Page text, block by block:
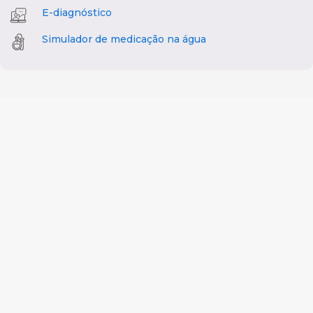
E-diagnóstico
Simulador de medicação na água